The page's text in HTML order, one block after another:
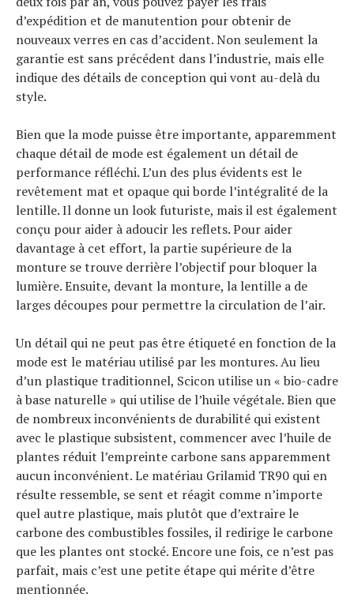
d’expédition et de manutention pour obtenir de
nouveaux verres en cas d’accident. Non seulement la
garantie est sans précédent dans l’industrie, mais elle
indique des détails de conception qui vont au-delà du
style.
Bien que la mode puisse être importante, apparemment
chaque détail de mode est également un détail de
performance réfléchi. L’un des plus évidents est le
revêtement mat et opaque qui borde l’intégralité de la
lentille. Il donne un look futuriste, mais il est également
conçu pour aider à adoucir les reflets. Pour aider
davantage à cet effort, la partie supérieure de la
monture se trouve derrière l’objectif pour bloquer la
lumière. Ensuite, devant la monture, la lentille a de
larges découpes pour permettre la circulation de l’air.
Un détail qui ne peut pas être étiqueté en fonction de la
mode est le matériau utilisé par les montures. Au lieu
d’un plastique traditionnel, Scicon utilise un « bio-cadre
à base naturelle » qui utilise de l’huile végétale. Bien que
de nombreux inconvénients de durabilité qui existent
avec le plastique subsistent, commencer avec l’huile de
plantes réduit l’empreinte carbone sans apparemment
aucun inconvénient. Le matériau Grilamid TR90 qui en
résulte ressemble, se sent et réagit comme n’importe
quel autre plastique, mais plutôt que d’extraire le
carbone des combustibles fossiles, il redirige le carbone
que les plantes ont stocké. Encore une fois, ce n’est pas
parfait, mais c’est une petite étape qui mérite d’être
mentionnée.